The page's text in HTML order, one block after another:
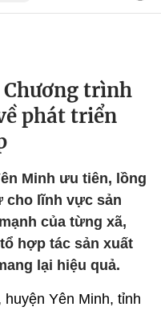
trình
phát triển
Minh ưu tiên, lồng
cho lĩnh vực sản
của từng xã,
hợp tác sản xuất
lại hiệu quả.
Yên Minh, tỉnh